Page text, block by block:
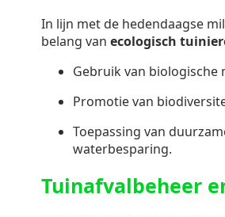
In lijn met de hedendaagse
belang van ecologisch
Gebruik van
Promotie van
Toepassing van
waterbesparing.
Tuinafvalbeheer